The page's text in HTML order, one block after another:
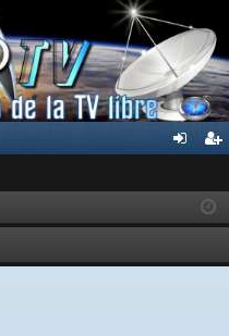
ar
ist
rs